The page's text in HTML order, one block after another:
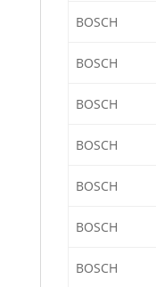
BOSCH
BOSCH
BOSCH
BOSCH
BOSCH
BOSCH
BOSCH